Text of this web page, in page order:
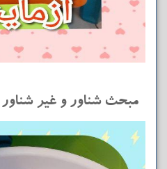
مبحث شناور و غیر